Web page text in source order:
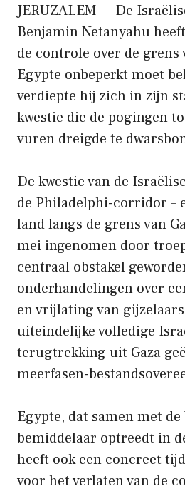
JERUZALEM — De
Benjamin Netanyahu
de controle over de grens
Egypte onbeperkt moet
verdiepte hij zich in zijn
kwestie die de pogingen
vuren dreigde te
De kwestie van de
de Philadelphi-corridor –
land langs de grens van
mei ingenomen door
centraal obstakel
onderhandelingen over
en vrijlating van
uiteindelijke volledige
terugtrekking uit Gaza
meerfasen-
Egypte, dat samen met de
bemiddelaar optreedt in
heeft ook een concreet
voor het verlaten van de